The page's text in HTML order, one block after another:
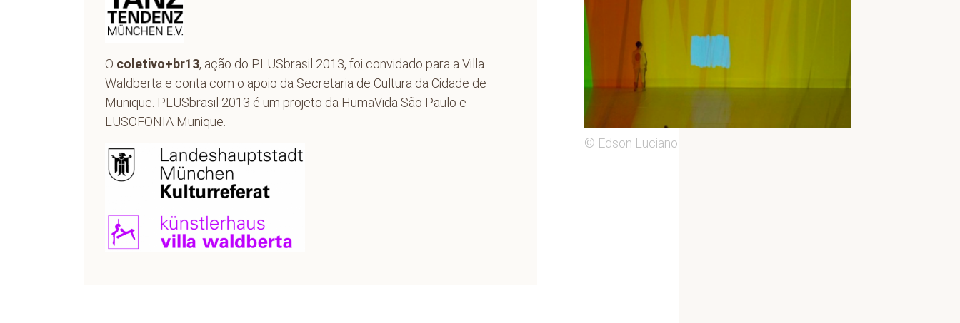
O coletivo+br13, ação do PLUSbrasil 2013, foi convidado para a Villa
Waldberta e conta com o apoio da Secretaria de Cultura da Cidade de
Munique. PLUSbrasil 2013 é um projeto da HumaVida São Paulo e
LUSOFONIA Munique.
© Edson Luciano